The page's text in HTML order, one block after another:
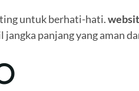
untuk berhati-hati.
panjang yang aman